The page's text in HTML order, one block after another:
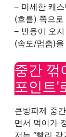
– 미세한 캐
(흐름) 쪽으로
– 반응이 오
(속도/멈춤)
중간 꺾
포인트
큰방파제 중
면서 먹이가
저는 “빨리